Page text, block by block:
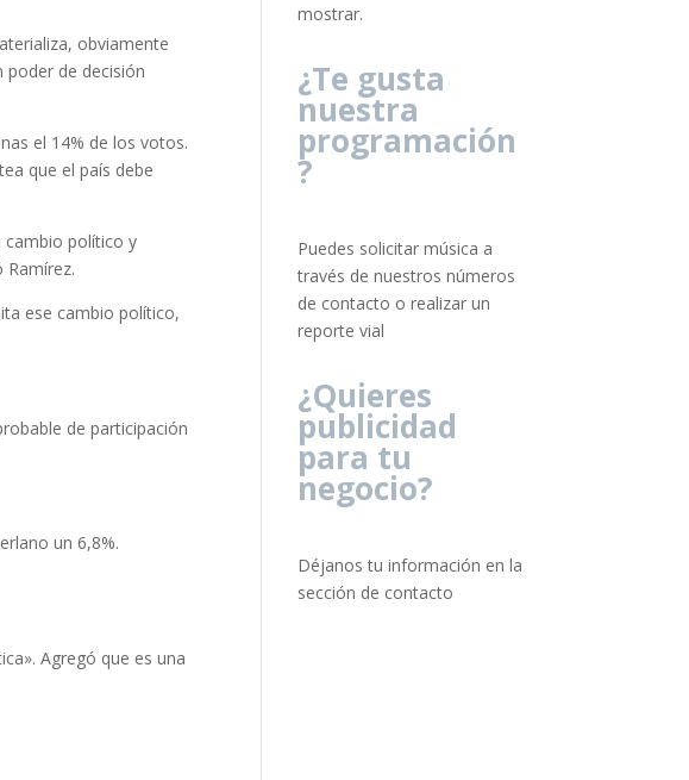
obviamente
poder de decisión
el 14% de los votos.
que el país debe
cambio político y
ese cambio político,
de participación
un 6,8%.
Agregó que es una
mostrar.
¿Te gusta
nuestra
programación
?
Puedes solicitar música a
través de nuestros números
de contacto o realizar un
reporte vial
¿Quieres
publicidad
para tu
negocio?
Déjanos tu información en la
sección de contacto